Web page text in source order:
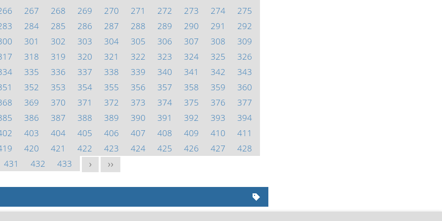
267 268 269 270 271 272 273 274
275
284 285 286 287 288 289 290 291
292
301 302 303 304 305 306 307 308
309
318 319 320 321 322 323 324 325
326
335 336 337 338 339 340 341 342
343
352 353 354 355 356 357 358 359
360
369 370 371 372 373 374 375 376
377
386 387 388 389 390 391 392 393
394
403 404 405 406 407 408 409 410
411
420 421 422 423 424 425 426 427
428
431
432 433 > >>